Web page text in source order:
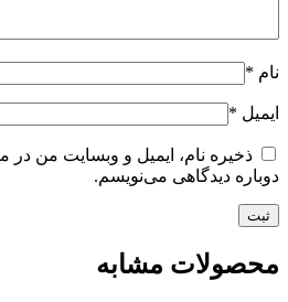
نام *
ایمیل *
ذخیره نام، ایمیل و وبسایت من در
دوباره دیدگاهی می‌نویسم.
محصولات مشابه